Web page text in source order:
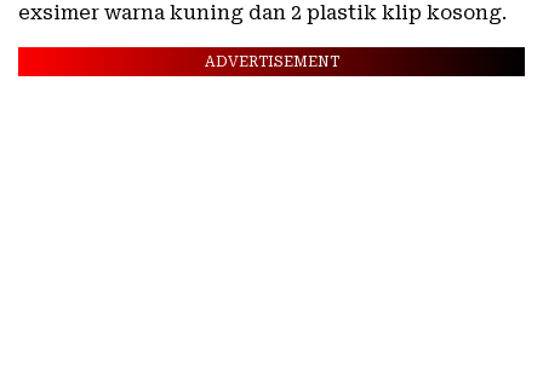
exsimer warna kuning dan 2 plastik klip kosong.
ADVERTISEMENT